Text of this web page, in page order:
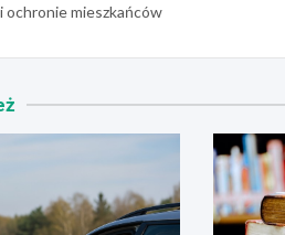
ochronie mieszkańców